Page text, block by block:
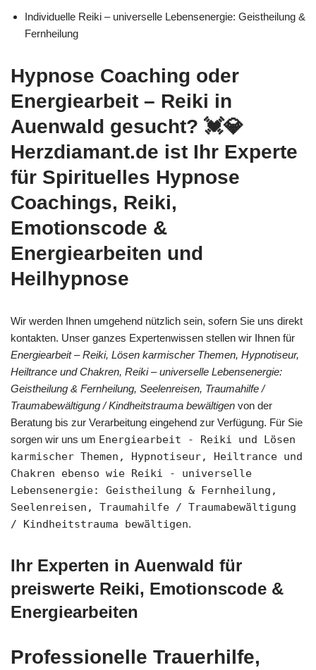
Individuelle Reiki – universelle Lebensenergie: Geistheilung &
Fernheilung
Hypnose Coaching oder
Energiearbeit – Reiki in
Auenwald gesucht? 💓️💎
Herzdiamant.de ist Ihr Experte
für Spirituelles Hypnose
Coachings, Reiki,
Emotionscode &
Energiearbeiten und
Heilhypnose
Wir werden Ihnen umgehend nützlich sein, sofern Sie uns direkt
kontakten. Unser ganzes Expertenwissen stellen wir Ihnen für
Energiearbeit – Reiki, Lösen karmischer Themen, Hypnotiseur,
Heiltrance und Chakren, Reiki – universelle Lebensenergie:
Geistheilung & Fernheilung, Seelenreisen, Traumahilfe /
Traumabewältigung / Kindheitstrauma bewältigen von der
Beratung bis zur Verarbeitung eingehend zur Verfügung. Für Sie
sorgen wir uns um Energiearbeit - Reiki und Lösen
karmischer Themen, Hypnotiseur, Heiltrance und
Chakren ebenso wie Reiki - universelle
Lebensenergie: Geistheilung & Fernheilung,
Seelenreisen, Traumahilfe / Traumabewältigung
/ Kindheitstrauma bewältigen.
Ihr Experten in Auenwald für
preiswerte Reiki, Emotionscode &
Energiearbeiten
Professionelle Trauerhilfe,